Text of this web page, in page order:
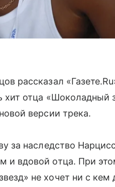
рассказал
хит отца «Шоколадный
версии трека.
за наследство
вдовой отца. При
не хочет ни с кем